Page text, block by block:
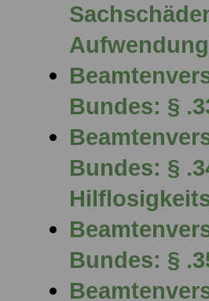
Bundes: §
Bundes: §
Bundes: §